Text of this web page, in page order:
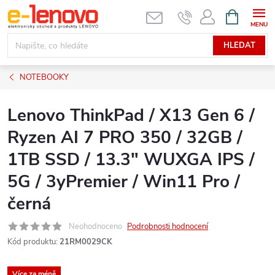
Přejít
na
obsah
HLEDAT
NÁKUPNÍ
KOŠÍK
NOTEBOOKY
Lenovo ThinkPad / X13 Gen 6 /
Ryzen AI 7 PRO 350 / 32GB /
1TB SSD / 13.3" WUXGA IPS /
5G / 3yPremier / Win11 Pro /
černá
Neohodnoceno Podrobnosti hodnocení
Kód produktu: 21RM0029CK